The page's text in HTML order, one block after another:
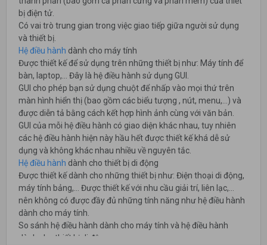
bị điện tử.
Có vai trò trung gian trong việc giao tiếp giữa người sử dụng
và thiết bị.
Hệ điều hành dành cho máy tính
Được thiết kế để sử dụng trên những thiết bị như: Máy tính để
bàn, laptop,… Đây là hệ điều hành sử dụng GUI.
GUI cho phép bạn sử dụng chuột để nhấp vào mọi thứ trên
màn hình hiển thị (bao gồm các biểu tượng , nút, menu,…) và
được diễn tả bằng cách kết hợp hình ảnh cùng với văn bản.
GUI của mỗi hệ điều hành có giao diện khác nhau, tuy nhiên
các hệ điều hành hiện này hầu hết được thiết kế khá dễ sử
dụng và không khác nhau nhiều về nguyên tắc.
Hệ điều hành dành cho thiết bị di động
Được thiết kế dành cho những thiết bị như: Điện thoại di động,
máy tính bảng,… Được thiết kế với nhu cầu giải trí, liên lạc,…
nên không có được đầy đủ những tính năng như hệ điều hành
dành cho máy tính.
So sánh hệ điều hành dành cho máy tính và hệ điều hành
dành cho thiết bị di động.